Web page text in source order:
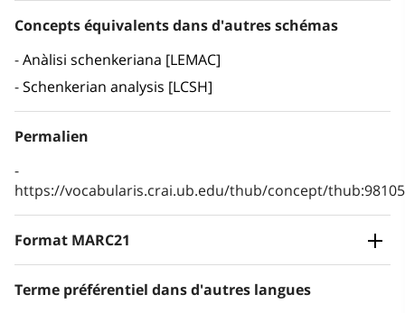
Concepts équivalents dans d'autres schémas
Anàlisi schenkeriana [LEMAC]
Schenkerian analysis [LCSH]
Permalien
https://vocabularis.crai.ub.edu/thub/concept/
Format MARC21
Terme préférentiel dans d'autres langues